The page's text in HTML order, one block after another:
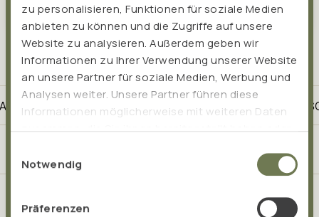
zu personalisieren, Funktionen für soziale Medien
anbieten zu können und die Zugriffe auf unsere
Website zu analysieren. Außerdem geben wir
Informationen zu Ihrer Verwendung unserer Website
an unsere Partner für soziale Medien, Werbung und
Analysen weiter. Unsere Partner führen diese
Informationen möglicherweise mit weiteren Daten
gesammelt haben.
Notwendig
Präferenzen
- SINCE 1999 THE BEST OF NATURE AND